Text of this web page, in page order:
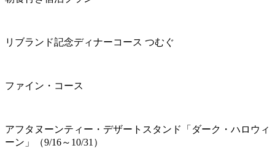
リブランド記念ディナーコース つむぐ
ファイン・コース
アフタヌーンティー・デザートスタンド「ダーク・ハロウィ
ーン」（9/16～10/31）